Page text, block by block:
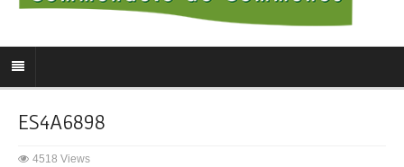
ES4A6898
4518 Views